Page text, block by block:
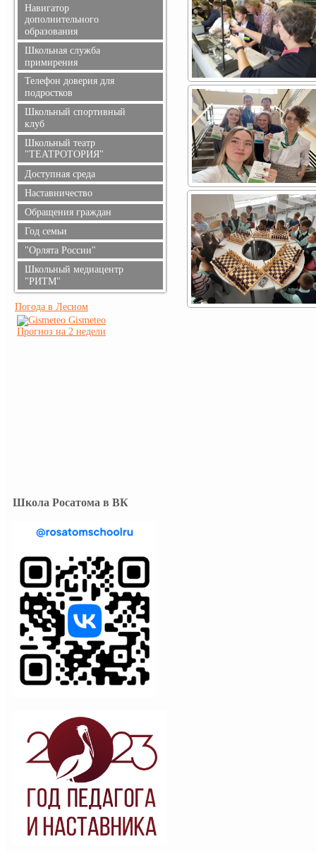
Обращение руководителя
Телефоны доверия
Документы
Противодействие
коррупции
Навигатор
дополнительного
образования
Информация для родителей
Школьная служба
примирения
Телефон доверия для
подростков
Школьный спортивный
клуб
Школьный театр
"ТЕАТРОТОРИЯ"
Доступная среда
Наставничество
Обращения граждан
Год семьи
"Орлята России"
Школьный медиацентр
"РИТМ"
Погода в Лесном
Gismeteo
Прогноз на 2 недели
Школа Росатома в ВК